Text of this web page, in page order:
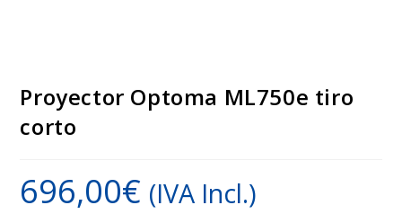
Proyector Optoma ML750e tiro
corto
696,00€ (IVA Incl.)